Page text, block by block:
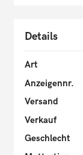
Details
Art
Anzeigennr.
Versand
Verkauf
Geschlecht